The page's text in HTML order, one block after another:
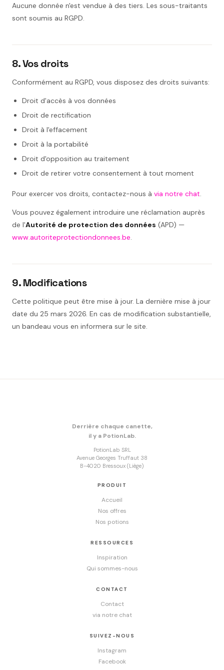
Aucune donnée n'est vendue à des tiers. Les sous-traitants
sont soumis au RGPD.
8. Vos droits
Conformément au RGPD, vous disposez des droits suivants:
Droit d'accès à vos données
Droit de rectification
Droit à l'effacement
Droit à la portabilité
Droit d'opposition au traitement
Droit de retirer votre consentement à tout moment
Pour exercer vos droits, contactez-nous à via notre chat.
Vous pouvez également introduire une réclamation auprès
de l'Autorité de protection des données (APD) —
www.autoriteprotectiondonnees.be.
9. Modifications
Cette politique peut être mise à jour. La dernière mise à jour
date du 25 mars 2026. En cas de modification substantielle,
un bandeau vous en informera sur le site.
Derrière chaque canette,
il y a PotionLab.
PotionLab SRL
Avenue Georges Truffaut 38
B-4020 Bressoux (Liège)
PRODUIT
Accueil
Nos offres
Nos potions
RESSOURCES
Inspiration
Qui sommes-nous
CONTACT
Contact
via notre chat
SUIVEZ-NOUS
Instagram
Facebook